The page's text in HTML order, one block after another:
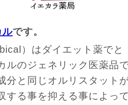
ルです。
）はダイエット薬でと
ルのジェネリック医薬品
分と同じオルリスタット
する事を抑える事によっ